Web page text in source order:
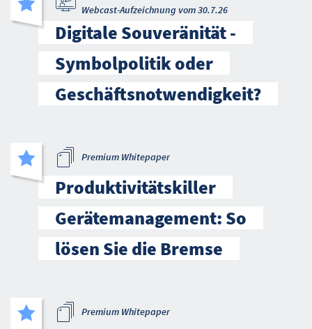
Webcast-Aufzeichnung vom 30.7.26
Digitale Souveränität -
Symbolpolitik oder
Geschäftsnotwendigkeit?
Premium Whitepaper
Produktivitätskiller
Gerätemanagement: So
lösen Sie die Bremse
Premium Whitepaper